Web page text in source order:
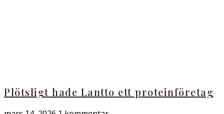
Plötsligt hade Lantto ett proteinföretag